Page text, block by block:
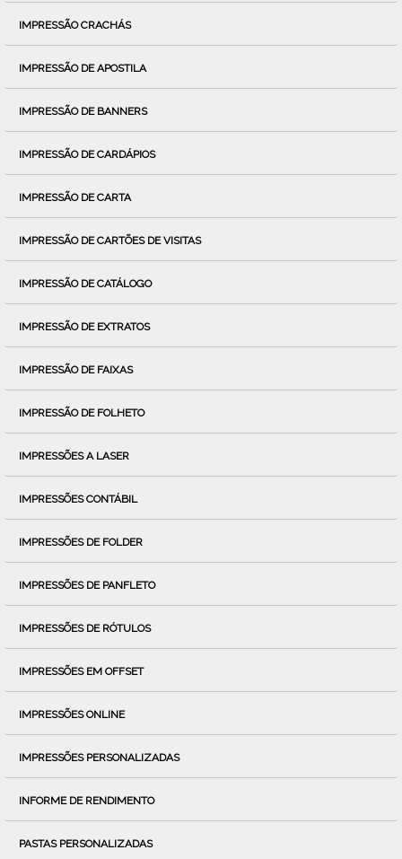
IMPRESSÃO CRACHÁS
IMPRESSÃO DE APOSTILA
IMPRESSÃO DE BANNERS
IMPRESSÃO DE CARDÁPIOS
IMPRESSÃO DE CARTA
IMPRESSÃO DE CARTÕES DE VISITAS
IMPRESSÃO DE CATÁLOGO
IMPRESSÃO DE EXTRATOS
IMPRESSÃO DE FAIXAS
IMPRESSÃO DE FOLHETO
IMPRESSÕES A LASER
IMPRESSÕES CONTÁBIL
IMPRESSÕES DE FOLDER
IMPRESSÕES DE PANFLETO
IMPRESSÕES DE RÓTULOS
IMPRESSÕES EM OFFSET
IMPRESSÕES ONLINE
IMPRESSÕES PERSONALIZADAS
INFORME DE RENDIMENTO
PASTAS PERSONALIZADAS